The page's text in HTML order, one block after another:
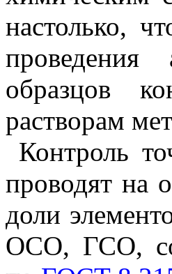
настолько,
проведения
образцов
растворам
Контроль
проводят на
доли
ОСО, ГСО,